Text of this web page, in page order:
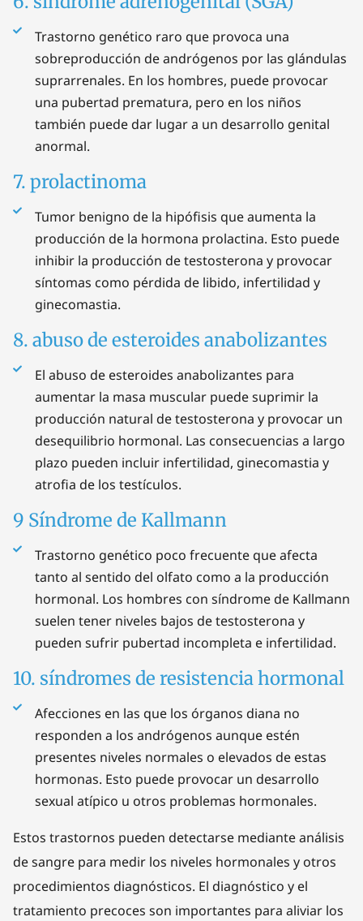
Trastorno genético raro que provoca una
sobreproducción de andrógenos por las glándulas
suprarrenales. En los hombres, puede provocar
una pubertad prematura, pero en los niños
también puede dar lugar a un desarrollo genital
anormal.
7. prolactinoma
Tumor benigno de la hipófisis que aumenta la
producción de la hormona prolactina. Esto puede
inhibir la producción de testosterona y provocar
síntomas como pérdida de libido, infertilidad y
ginecomastia.
8. abuso de esteroides anabolizantes
El abuso de esteroides anabolizantes para
aumentar la masa muscular puede suprimir la
producción natural de testosterona y provocar un
desequilibrio hormonal. Las consecuencias a largo
plazo pueden incluir infertilidad, ginecomastia y
atrofia de los testículos.
9 Síndrome de Kallmann
Trastorno genético poco frecuente que afecta
tanto al sentido del olfato como a la producción
hormonal. Los hombres con síndrome de Kallmann
suelen tener niveles bajos de testosterona y
pueden sufrir pubertad incompleta e infertilidad.
10. síndromes de resistencia hormonal
Afecciones en las que los órganos diana no
responden a los andrógenos aunque estén
presentes niveles normales o elevados de estas
hormonas. Esto puede provocar un desarrollo
sexual atípico u otros problemas hormonales.
Estos trastornos pueden detectarse mediante análisis
de sangre para medir los niveles hormonales y otros
procedimientos diagnósticos. El diagnóstico y el
tratamiento precoces son importantes para aliviar los